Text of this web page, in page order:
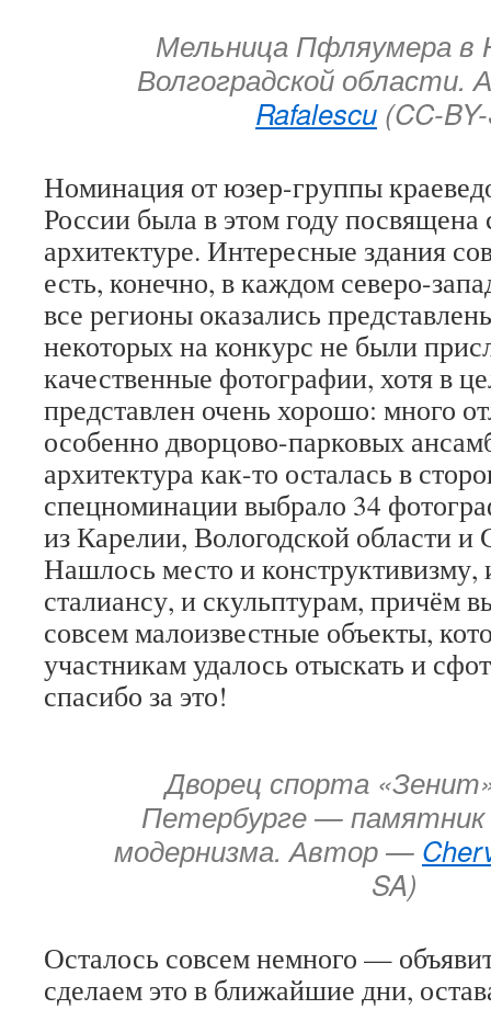
Мельница Пфляумера в
Волгоградской
Rafalescu (CC-
Номинация от юзер-группы
России была в этом году посвящена
архитектуре. Интересные здания
есть, конечно, в каждом северо-
все регионы оказались
некоторых на конкурс не были
качественные фотографии, хотя в
представлен очень хорошо: много
особенно дворцово-парковых
архитектура как-то осталась в
спецноминации выбрало 34
из Карелии, Вологодской области и
Нашлось место и конструктивизму,
сталиансу, и скульптурам, причём
совсем малоизвестные объекты,
участникам удалось отыскать и
спасибо за это!
Дворец спорта
Петербурге — памятник
модернизма. Автор —
SA)
Осталось совсем немного —
сделаем это в ближайшие дни,